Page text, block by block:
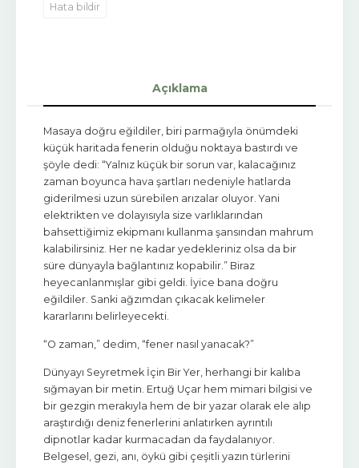
Hata bildir
Açıklama
Masaya doğru eğildiler, biri parmağıyla önümdeki
küçük haritada fenerin olduğu noktaya bastırdı ve
şöyle dedi: “Yalnız küçük bir sorun var, kalacağınız
zaman boyunca hava şartları nedeniyle hatlarda
giderilmesi uzun sürebilen arızalar oluyor. Yani
elektrikten ve dolayısıyla size varlıklarından
bahsettiğimiz ekipmanı kullanma şansından mahrum
kalabilirsiniz. Her ne kadar yedekleriniz olsa da bir
süre dünyayla bağlantınız kopabilir.” Biraz
heyecanlanmışlar gibi geldi. İyice bana doğru
eğildiler. Sanki ağzımdan çıkacak kelimeler
kararlarını belirleyecekti.
“O zaman,” dedim, “fener nasıl yanacak?”
Dünyayı Seyretmek İçin Bir Yer, herhangi bir kalıba
sığmayan bir metin. Ertuğ Uçar hem mimari bilgisi ve
bir gezgin merakıyla hem de bir yazar olarak ele alıp
araştırdığı deniz fenerlerini anlatırken ayrıntılı
dipnotlar kadar kurmacadan da faydalanıyor.
Belgesel, gezi, anı, öykü gibi çeşitli yazın türlerini